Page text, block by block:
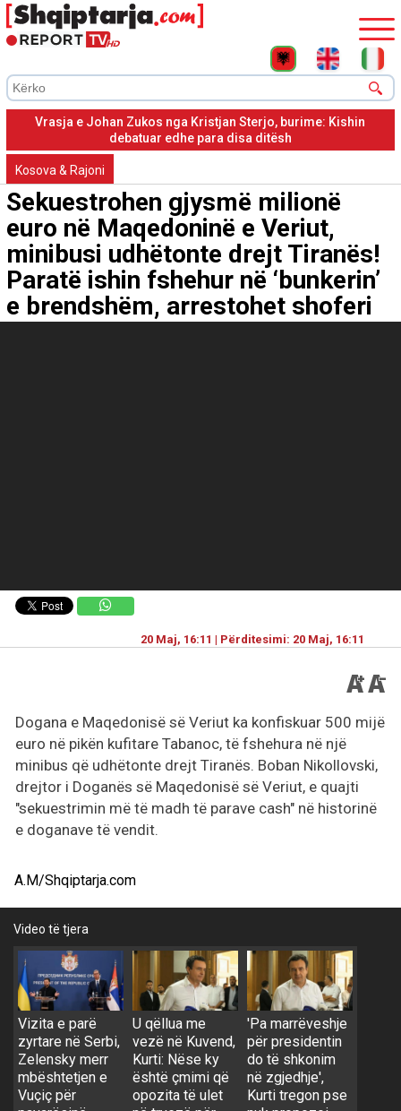
Vrasja e Johan Zukos nga Kristjan Sterjo, burime: Kishin
debatuar edhe para disa ditësh
Kosova & Rajoni
Sekuestrohen gjysmë milionë
euro në Maqedoninë e Veriut,
minibusi udhëtonte drejt Tiranës!
Paratë ishin fshehur në ‘bunkerin’
e brendshëm, arrestohet shoferi
20 Maj, 16:11 | Përditesimi: 20 Maj, 16:11
Dogana e Maqedonisë së Veriut ka konfiskuar 500 mijë
euro në pikën kufitare Tabanoc, të fshehura në një
minibus që udhëtonte drejt Tiranës. Boban Nikollovski,
drejtor i Doganës së Maqedonisë së Veriut, e quajti
"sekuestrimin më të madh të parave cash" në historinë
e doganave të vendit.
A.M/Shqiptarja.com
Video të tjera
Vizita e parë
zyrtare në Serbi,
Zelensky merr
mbështetjen e
Vuçiç për
U qëllua me
vezë në Kuvend,
Kurti: Nëse ky
është çmimi që
opozita të ulet
'Pa marrëveshje
për presidentin
do të shkonim
në zgjedhje',
Kurti tregon pse